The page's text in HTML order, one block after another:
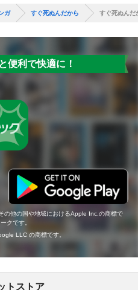
ガ すぐ死ぬんだから すぐ死ぬん
便利で快適に！
の他の国や地域におけるApple Inc.の商標で
クです。
LLC の商標です。
トストア